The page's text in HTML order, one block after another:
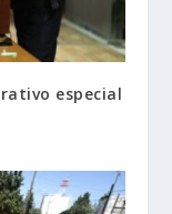
especial